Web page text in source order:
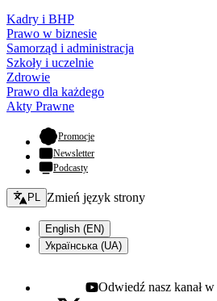
Kadry i BHP
Prawo w biznesie
Samorząd i administracja
Szkoły i uczelnie
Zdrowie
Prawo dla każdego
Akty Prawne
Promocje- otwiera się w nowej karcie
Newsletter
Podcasty
Zmień język - bieżący:
PL Zmień język strony
English (EN)
Українська (UA)
Youtube - otwiera się w nowej
Odwiedź nasz kanał